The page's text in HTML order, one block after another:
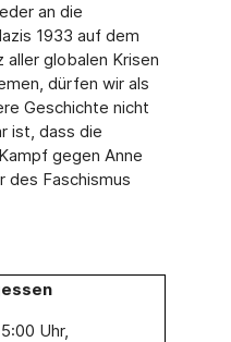
an die
1933 auf dem
globalen Krisen
dürfen wir als
Geschichte nicht
ist, dass die
gegen Anne
des Faschismus
Uhr,